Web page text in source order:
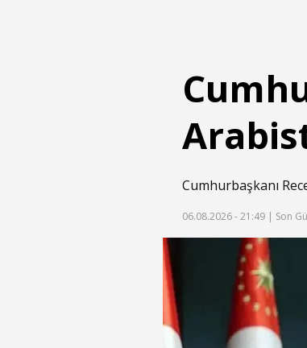
Cumhurbaşkanı
06.08.2026 - 21:49 | Son